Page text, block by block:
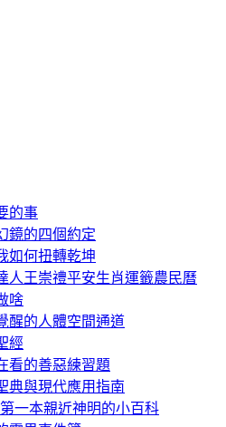
的事
鏡的四個約定
如何扭轉乾坤
人王崇禮平安生肖運籤農民曆
啥
醒的人體空間通道
經
看的善惡練習題
典與現代應用指南
一本親近神明的小百科